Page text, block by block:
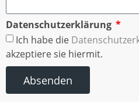
Datenschutzerklärung
Ich habe die
akzeptiere sie hiermit.
Absenden